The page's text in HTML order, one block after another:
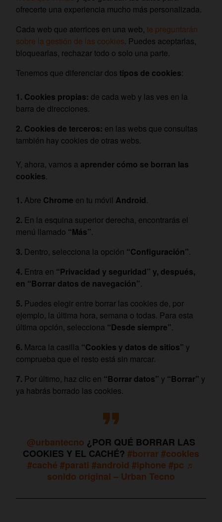
ofrecerte una experiencia mucho más personalizada.
Cada web que aterrices en una web, te preguntarán
sobre la gestión de las cookies. Puedes aceptarlas,
bloquearlas, rechazar todo o solo una parte.
Tenemos que diferenciar dos tipos de cookies:
Cookies propias: de cada web y las ves en la
barra de direcciones.
Cookies de terceros: en las webs que consultas
también hay cookies de otras webs.
Y, ahora, vamos a aprender cómo se borran las
cookies.
Abre Chrome en tu móvil Android.
En la esquina superior derecha, encontrarás el
menú llamado “Más”.
Dentro, selecciona la opción “Configuración”.
Entra en “Privacidad y seguridad” y, después,
en “Borrar datos de navegación”.
Puedes elegir entre borrar las cookies de, por
ejemplo, la última hora, semana o todas. Para esta
última opción, selecciona “Desde siempre”.
Marca la casilla “Cookies y datos de sitios” y
comprueba que el resto está sin marcar.
Por último, haz clic en “Borrar datos” y “Borrar” y
ya habrás borrado las cookies.
@urbantecno ¿POR QUÉ BORRAR LAS
COOKIES Y EL CACHÉ? #borrar#cookies
#caché #parati #android #iphone #pc ♬
sonido original – Urban Tecno